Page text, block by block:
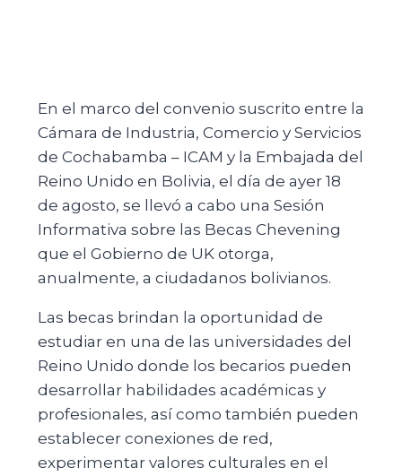
En el marco del convenio suscrito entre la
Cámara de Industria, Comercio y Servicios
de Cochabamba – ICAM y la Embajada del
Reino Unido en Bolivia, el día de ayer 18
de agosto, se llevó a cabo una Sesión
Informativa sobre las Becas Chevening
que el Gobierno de UK otorga,
anualmente, a ciudadanos bolivianos.
Las becas brindan la oportunidad de
estudiar en una de las universidades del
Reino Unido donde los becarios pueden
desarrollar habilidades académicas y
profesionales, así como también pueden
establecer conexiones de red,
experimentar valores culturales en el